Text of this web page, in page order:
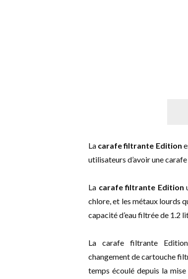
La carafe filtrante Edition
utilisateurs d’avoir une
La carafe filtrante Edition
chlore, et les métaux lourds
capacité d’eau filtrée de 1.2
La carafe filtrante
changement de cartouche
temps écoulé depuis la